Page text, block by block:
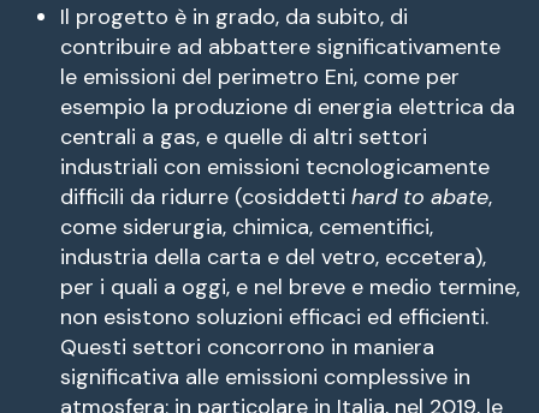
Il progetto è in grado, da subito, di
contribuire ad abbattere significativamente
le emissioni del perimetro Eni, come per
esempio la produzione di energia elettrica da
centrali a gas, e quelle di altri settori
industriali con emissioni tecnologicamente
difficili da ridurre (cosiddetti hard to abate,
come siderurgia, chimica, cementifici,
industria della carta e del vetro, eccetera),
per i quali a oggi, e nel breve e medio termine,
non esistono soluzioni efficaci ed efficienti.
Questi settori concorrono in maniera
significativa alle emissioni complessive in
atmosfera: in particolare in Italia, nel 2019, le